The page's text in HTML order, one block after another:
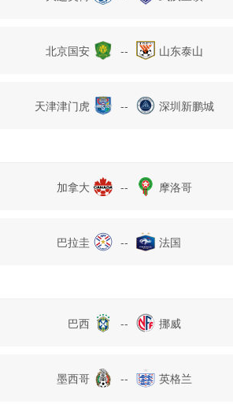
北京国安 -- 山东泰山
天津津门虎 -- 深圳新鹏城
加拿大 -- 摩洛哥
巴拉圭 -- 法国
巴西 -- 挪威
墨西哥 -- 英格兰